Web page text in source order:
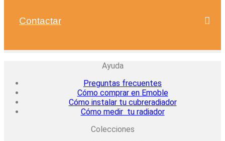
Contactar
Ayuda
Preguntas frecuentes
Cómo comprar en Emoble
Cómo instalar tu cubreradiador
Cómo medir tu radiador
Colecciones